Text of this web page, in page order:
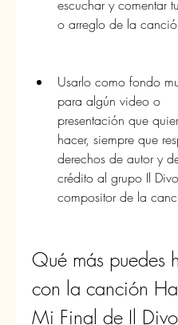
escuchar y comentar
o arreglo de la
Usarlo como fondo
para algún video o
presentación que
hacer, siempre que
derechos de autor y
crédito al grupo Il
compositor de la
Qué más puedes
con la canción
Mi Final de Il Divo